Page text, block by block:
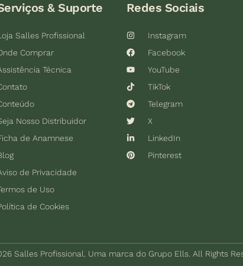
& Suporte
Salles Profissional
Comprar
Técnica
Nosso Distribuidor
de Anamnese
de Privacidade
de Uso
de Cookies
Redes Sociais
Instagram
Facebook
YouTube
TikTok
Telegram
X
LinkedIn
Pinterest
Salles Profissional. Uma marca do Grupo Ells. All Rights